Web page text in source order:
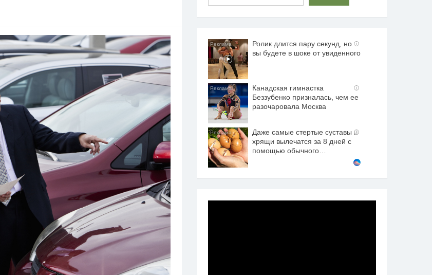
i
Ролик длится пару секунд, но
вы будете в шоке от увиденного
i
Канадская гимнастка
Беззубенко призналась, чем ее
разочаровала Москва
i
Даже самые стертые суставы и
хрящи вылечатся за 8 дней с
помощью обычного…